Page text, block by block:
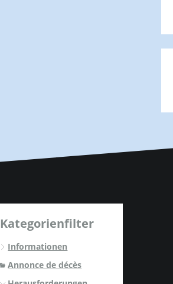
Kategorienfilter
Informationen
Annonce de décès